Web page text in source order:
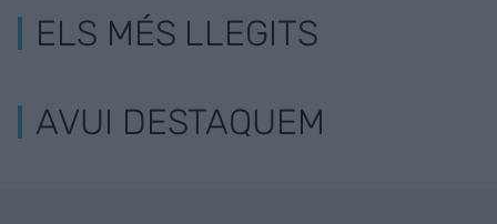
ELS MÉS LLEGITS
AVUI DESTAQUEM